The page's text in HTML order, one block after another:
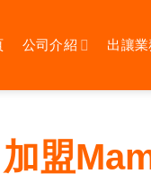
公司介紹 出讓業
加盟